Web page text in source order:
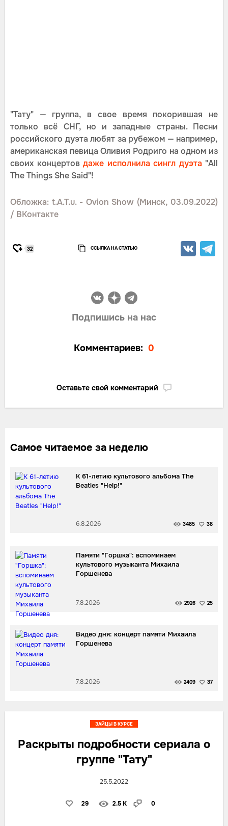
"Тату" — группа, в свое время покорившая не
только всё СНГ, но и западные страны. Песни
российского дуэта любят за рубежом — например,
американская певица Оливия Родриго на одном из
своих концертов даже исполнила сингл дуэта "All
The Things She Said"!
Обложка: t.A.T.u. - Ovion Show (Минск, 03.09.2022)
/ ВКонтакте
32 ССЫЛКА НА СТАТЬЮ
Подпишись на нас
Комментариев: 0
Оставьте свой комментарий
Самое читаемое за неделю
К 61-летию культового альбома The
Beatles "Help!"
6.8.2026 3485 38
Памяти "Горшка": вспоминаем
культового музыканта Михаила
Горшенева
7.8.2026 2926 25
Видео дня: концерт памяти Михаила
Горшенева
7.8.2026 2409 37
Раскрыты подробности сериала о
группе "Тату"
25.5.2022
29 2.5 K 0
ЗАЙЦЫ В КУРСЕ